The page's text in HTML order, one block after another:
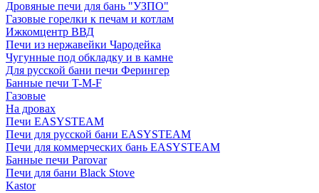
Дровяные печи для бань "УЗПО"
Газовые горелки к печам и котлам
Ижкомцентр ВВД
Печи из нержавейки Чародейка
Чугунные под обкладку и в камне
Для русской бани печи Ферингер
Банные печи T-M-F
Газовые
На дровах
Печи EASYSTEAM
Печи для русской бани EASYSTEAM
Печи для коммерческих бань EASYSTEAM
Банные печи Parovar
Печи для бани Black Stove
Kastor